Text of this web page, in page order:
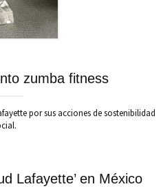
zumba fitness
por sus acciones de sostenibilidad
Lafayette’ en México